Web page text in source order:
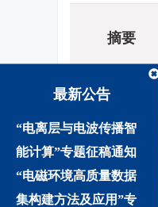
最新公告
“电离层与电波传播智
能计算”专题征稿通知
“电磁环境高质量数据
集构建方法及应用”专
摘要
摘要:提出一种
系统结构;建立了
的精确测角与跟
的研究成果对实
被动雷